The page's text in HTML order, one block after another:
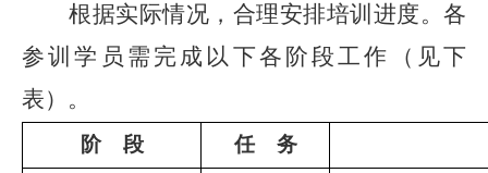
根据实际情况，合理安排培训进度。各
参训学员需完成以下各阶段工作（见下
表）。
阶 段 任 务